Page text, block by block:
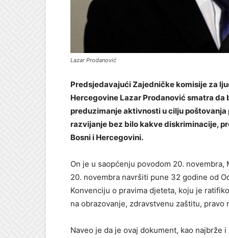
Lazar Prodanović
Predsjedavajući Zajedničke komisije za
Hercegovine Lazar Prodanović smatra
preduzimanje aktivnosti u cilju
razvijanje bez bilo kakve diskriminacije,
Bosni i Hercegovini.
On je u saopćenju povodom 20.
20. novembra navršiti pune 32 godine od
Konvenciju o pravima djeteta, koju je
na obrazovanje, zdravstvenu zaštitu, pravo
Naveo je da je ovaj dokument, kao